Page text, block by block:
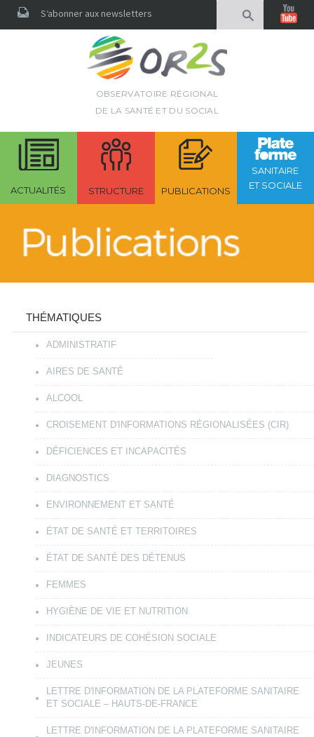
S‘abonner aux newsletters
OBSERVATOIRE RÉGIONAL
DE LA SANTÉ ET DU SOCIAL
ACTUALITÉS STRUCTURE PUBLICATIONS
SANITAIRE
ET SOCIALE
THÉMATIQUES
ADMINISTRATIF
AIRES DE SANTÉ
ALCOOL
CROISEMENT D'INFORMATIONS RÉGIONALISÉES (CIR)
DÉFICIENCES ET INCAPACITÉS
DIAGNOSTICS
ENVIRONNEMENT ET SANTÉ
ÉTAT DE SANTÉ ET TERRITOIRES
ÉTAT DE SANTÉ DES DÉTENUS
FEMMES
HYGIÈNE DE VIE ET NUTRITION
INDICATEURS DE COHÉSION SOCIALE
JEUNES
LETTRE D'INFORMATION DE LA PLATEFORME SANITAIRE
ET SOCIALE – HAUTS-DE-FRANCE
LETTRE D'INFORMATION DE LA PLATEFORME SANITAIRE